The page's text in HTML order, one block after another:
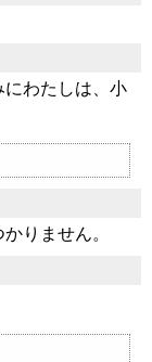
にわたしは、小
りません。